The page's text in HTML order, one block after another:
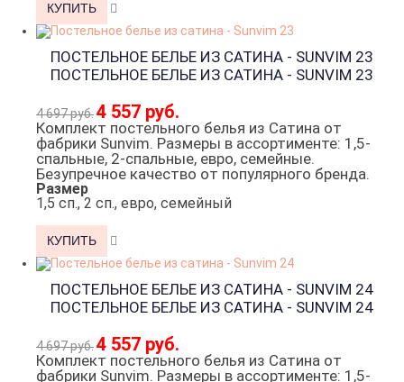
ПОСТЕЛЬНОЕ БЕЛЬЕ ИЗ САТИНА - SUNVIM 23
ПОСТЕЛЬНОЕ БЕЛЬЕ ИЗ САТИНА - SUNVIM 23
4 697 руб.4 557 руб.
Комплект постельного белья из Сатина от
фабрики Sunvim. Размеры в ассортименте: 1,5-
спальные, 2-спальные, евро, семейные.
Безупречное качество от популярного бренда.
Размер
1,5 сп., 2 сп., евро, семейный
ПОСТЕЛЬНОЕ БЕЛЬЕ ИЗ САТИНА - SUNVIM 24
ПОСТЕЛЬНОЕ БЕЛЬЕ ИЗ САТИНА - SUNVIM 24
4 697 руб.4 557 руб.
Комплект постельного белья из Сатина от
фабрики Sunvim. Размеры в ассортименте: 1,5-